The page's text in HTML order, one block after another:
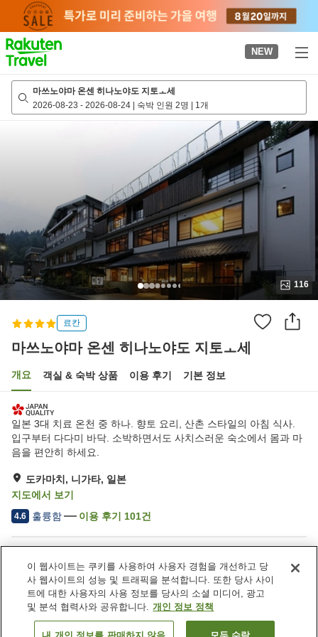
page
NEW
마쓰노야마 온센 히나노야도 지토ㅗ세
2026-08-23 - 2026-08-24 | 숙박 인원 2명 | 1개
116
료칸
마쓰노야마 온센 히나노야도 지토ㅗ세
개요 객실 & 숙박 상품 이용 후기 기본 정보
일본 3대 치료 온천 중 하나. 향토 요리, 산촌 스타일의 아침 식사.
입구부터 다다미 바닥. 소박하면서도 사치스러운 숙소에서 몸과 마
음을 편안히 하세요.
도카마치, 니가타, 일본
지도에서 보기
4.6 훌륭함 이용 후기 101건
주차장
레스토랑
라운지
자동판매기
일본 니가타
도카마치
이 웹사이트는 쿠키를 사용하여 사용자 경험을 개선하고 당
사 웹사이트의 성능 및 트래픽을 분석합니다. 또한 당사 사이
트에 대한 사용자의 사용 정보를 당사의 소셜 미디어, 광고
및 분석 협력사와 공유합니다. 개인 정보 정책